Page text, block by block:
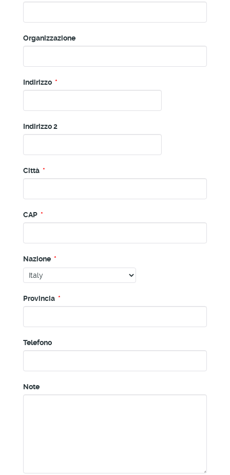
Organizzazione
Indirizzo *
Indirizzo 2
Città *
CAP *
Nazione *
Provincia *
Telefono
Note